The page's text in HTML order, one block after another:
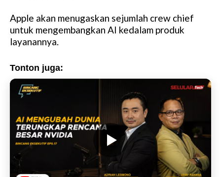
Apple akan menugaskan sejumlah crew chief
untuk mengembangkan AI kedalam produk
layanannya.
Tonton juga: